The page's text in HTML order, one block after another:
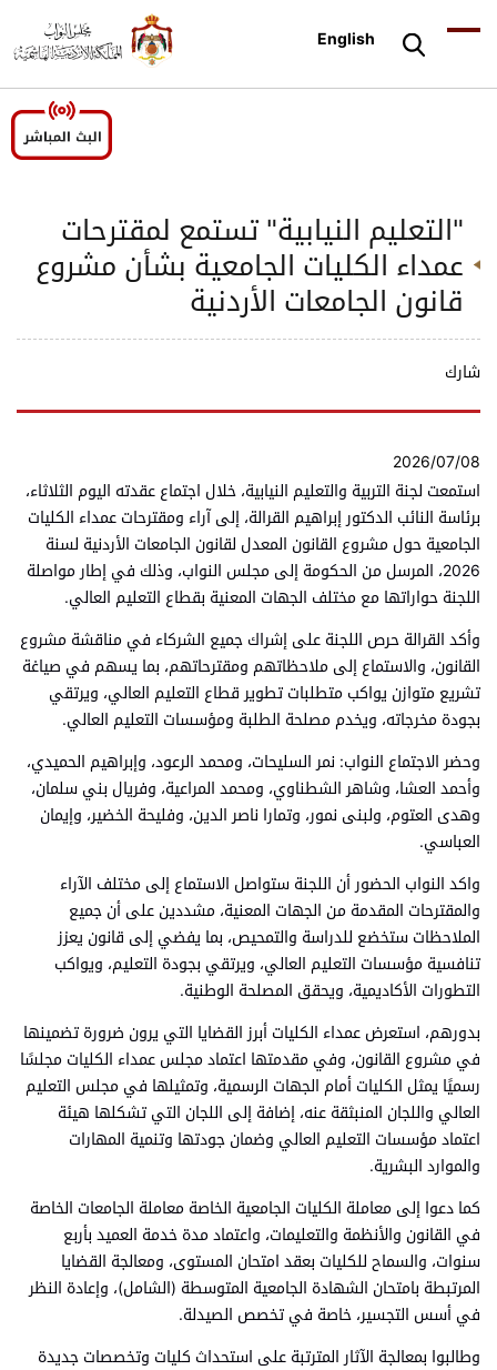
English
"التعليم النيابية" تستمع لمقترحات
عمداء الكليات الجامعية بشأن مشروع
قانون الجامعات الأردنية
شارك
2026/07/08
استمعت لجنة التربية والتعليم النيابية، خلال اجتماع عقدته اليوم الثلاثاء،
برئاسة النائب الدكتور إبراهيم القرالة، إلى آراء ومقترحات عمداء الكليات
الجامعية حول مشروع القانون المعدل لقانون الجامعات الأردنية لسنة
2026، المرسل من الحكومة إلى مجلس النواب، وذلك في إطار مواصلة
اللجنة حواراتها مع مختلف الجهات المعنية بقطاع التعليم العالي.
وأكد القرالة حرص اللجنة على إشراك جميع الشركاء في مناقشة مشروع
القانون، والاستماع إلى ملاحظاتهم ومقترحاتهم، بما يسهم في صياغة
تشريع متوازن يواكب متطلبات تطوير قطاع التعليم العالي، ويرتقي
بجودة مخرجاته، ويخدم مصلحة الطلبة ومؤسسات التعليم العالي.
وحضر الاجتماع النواب: نمر السليحات، ومحمد الرعود، وإبراهيم الحميدي،
وأحمد العشا، وشاهر الشطناوي، ومحمد المراعية، وفريال بني سلمان،
وهدى العتوم، ولبنى نمور، وتمارا ناصر الدين، وفليحة الخضير، وإيمان
العباسي.
واكد النواب الحضور أن اللجنة ستواصل الاستماع إلى مختلف الآراء
والمقترحات المقدمة من الجهات المعنية، مشددين على أن جميع
الملاحظات ستخضع للدراسة والتمحيص، بما يفضي إلى قانون يعزز
تنافسية مؤسسات التعليم العالي، ويرتقي بجودة التعليم، ويواكب
التطورات الأكاديمية، ويحقق المصلحة الوطنية.
بدورهم، استعرض عمداء الكليات أبرز القضايا التي يرون ضرورة تضمينها
في مشروع القانون، وفي مقدمتها اعتماد مجلس عمداء الكليات مجلسًا
رسميًا يمثل الكليات أمام الجهات الرسمية، وتمثيلها في مجلس التعليم
العالي واللجان المنبثقة عنه، إضافة إلى اللجان التي تشكلها هيئة
اعتماد مؤسسات التعليم العالي وضمان جودتها وتنمية المهارات
والموارد البشرية.
كما دعوا إلى معاملة الكليات الجامعية الخاصة معاملة الجامعات الخاصة
في القانون والأنظمة والتعليمات، واعتماد مدة خدمة العميد بأربع
سنوات، والسماح للكليات بعقد امتحان المستوى، ومعالجة القضايا
المرتبطة بامتحان الشهادة الجامعية المتوسطة (الشامل)، وإعادة النظر
في أسس التجسير، خاصة في تخصص الصيدلة.
وطالبوا بمعالجة الآثار المترتبة على استحداث كليات وتخصصات جديدة